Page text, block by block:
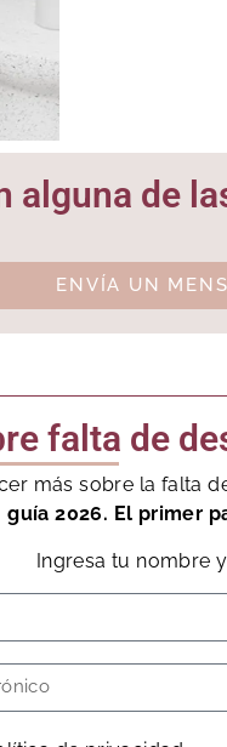
alguna de
ENVÍA UN
falta de
más sobre la falta
guía 2026. El primer
Ingresa tu nombre